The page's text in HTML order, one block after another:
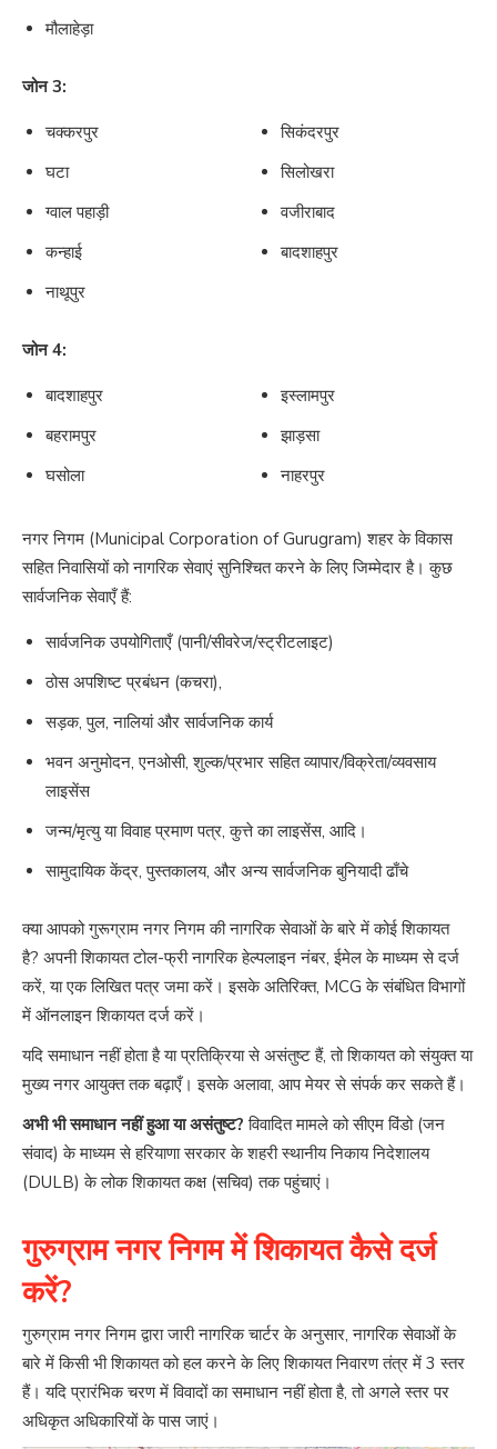
मौलाहेड़ा
जोन 3:
चक्करपुर
घटा
ग्वाल पहाड़ी
कन्हाई
नाथूपुर
सिकंदरपुर
सिलोखरा
वजीराबाद
बादशाहपुर
जोन 4:
बादशाहपुर
बहरामपुर
घसोला
इस्लामपुर
झाड़सा
नाहरपुर
नगर निगम (Municipal Corporation of Gurugram) शहर के विकास
सहित निवासियों को नागरिक सेवाएं सुनिश्चित करने के लिए जिम्मेदार है। कुछ
सार्वजनिक सेवाएँ हैं:
सार्वजनिक उपयोगिताएँ (पानी/सीवरेज/स्ट्रीटलाइट)
ठोस अपशिष्ट प्रबंधन (कचरा),
सड़क, पुल, नालियां और सार्वजनिक कार्य
भवन अनुमोदन, एनओसी, शुल्क/प्रभार सहित व्यापार/विक्रेता/व्यवसाय
लाइसेंस
जन्म/मृत्यु या विवाह प्रमाण पत्र, कुत्ते का लाइसेंस, आदि।
सामुदायिक केंद्र, पुस्तकालय, और अन्य सार्वजनिक बुनियादी ढाँचे
क्या आपको गुरूग्राम नगर निगम की नागरिक सेवाओं के बारे में कोई शिकायत
है? अपनी शिकायत टोल-फ्री नागरिक हेल्पलाइन नंबर, ईमेल के माध्यम से दर्ज
करें, या एक लिखित पत्र जमा करें। इसके अतिरिक्त, MCG के संबंधित विभागों
में ऑनलाइन शिकायत दर्ज करें।
यदि समाधान नहीं होता है या प्रतिक्रिया से असंतुष्ट हैं, तो शिकायत को संयुक्त या
मुख्य नगर आयुक्त तक बढ़ाएँ। इसके अलावा, आप मेयर से संपर्क कर सकते हैं।
अभी भी समाधान नहीं हुआ या असंतुष्ट?विवादित मामले को सीएम विंडो (जन
संवाद) के माध्यम से हरियाणा सरकार के शहरी स्थानीय निकाय निदेशालय
(DULB) के लोक शिकायत कक्ष (सचिव) तक पहुंचाएं।
गुरुग्राम नगर निगम में शिकायत कैसे दर्ज
करें?
गुरुग्राम नगर निगम द्वारा जारी नागरिक चार्टर के अनुसार, नागरिक सेवाओं के
बारे में किसी भी शिकायत को हल करने के लिए शिकायत निवारण तंत्र में 3 स्तर
हैं। यदि प्रारंभिक चरण में विवादों का समाधान नहीं होता है, तो अगले स्तर पर
अधिकृत अधिकारियों के पास जाएं।